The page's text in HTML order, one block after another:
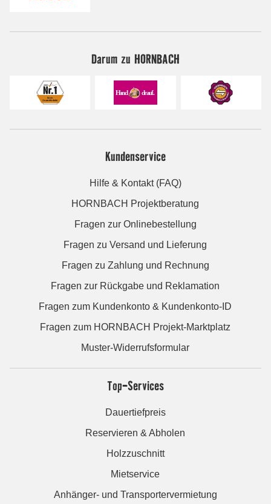
Darum zu HORNBACH
Kundenservice
Hilfe & Kontakt (FAQ)
HORNBACH Projektberatung
Fragen zur Onlinebestellung
Fragen zu Versand und Lieferung
Fragen zu Zahlung und Rechnung
Fragen zur Rückgabe und Reklamation
Fragen zum Kundenkonto & Kundenkonto-ID
Fragen zum HORNBACH Projekt-Marktplatz
Muster-Widerrufsformular
Top-Services
Dauertiefpreis
Reservieren & Abholen
Holzzuschnitt
Mietservice
Anhänger- und Transportervermietung